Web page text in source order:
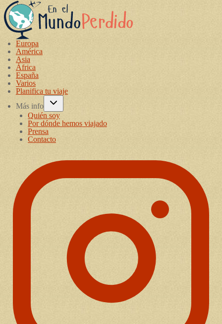
Europa
América
Asia
África
España
Varios
Planifica tu viaje
Más info
Quién soy
Por dónde hemos viajado
Prensa
Contacto